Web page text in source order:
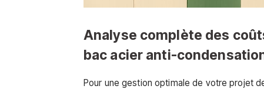
Analyse complète des
bac acier anti-
Pour une gestion optimale de votre projet